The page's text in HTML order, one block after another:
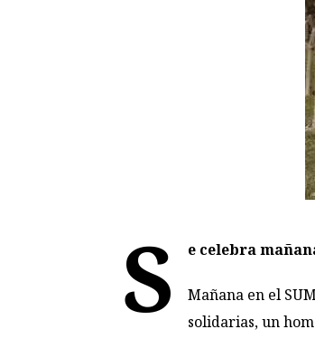
S e celebra
Mañana en el
solidarias, un